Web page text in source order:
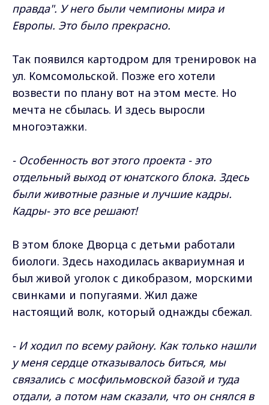
правда". У него были чемпионы мира и
Европы. Это было прекрасно.
Так появился картодром для тренировок на
ул. Комсомольской. Позже его хотели
возвести по плану вот на этом месте. Но
мечта не сбылась. И здесь выросли
многоэтажки.
- Особенность вот этого проекта - это
отдельный выход от юнатского блока. Здесь
были животные разные и лучшие кадры.
Кадры- это все решают!
В этом блоке Дворца с детьми работали
биологи. Здесь находилась аквариумная и
был живой уголок с дикобразом, морскими
свинками и попугаями. Жил даже
настоящий волк, который однажды сбежал.
- И ходил по всему району. Как только нашли
у меня сердце отказывалось биться, мы
связались с мосфильмовской базой и туда
отдали, а потом нам сказали, что он снялся в